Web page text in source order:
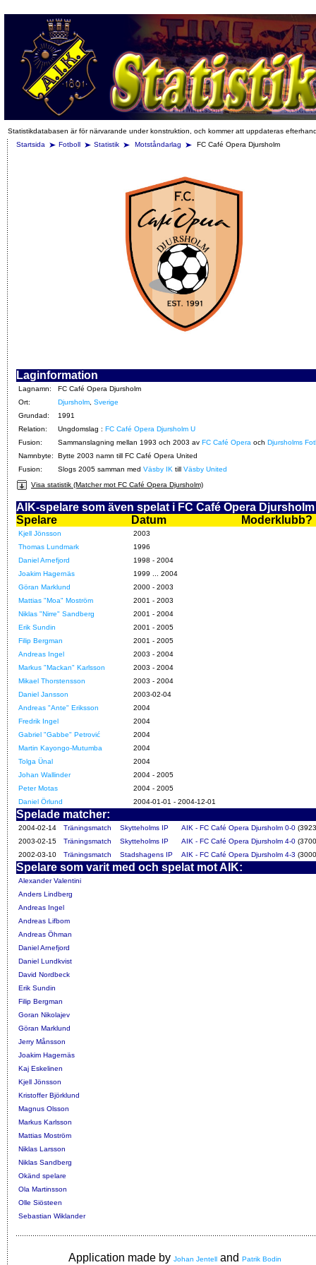
Statistikdatabasen är för närvarande under konstruktion, och kommer att uppdateras
Startsida
Fotboll Statistik Motståndarlag FC Café Opera Djursholm
Laginformation
Lagnamn:
FC Café Opera Djursholm
Ort:
Djursholm, Sverige
Grundad:
1991
Relation:
Ungdomslag : FC Café Opera Djursholm U
Fusion:
Sammanslagning mellan 1993 och 2003 av FC Café Opera och Djursholms
Namnbyte:
Bytte 2003 namn till FC Café Opera United
Fusion:
Slogs 2005 samman med Väsby IK till Väsby United
Visa statistik (Matcher mot FC Café Opera Djursholm)
AIK-spelare som även spelat i FC Café Opera Djursholm
Spelare
Datum Moderklubb?
Kjell Jönsson
2003
Thomas Lundmark
1996
Daniel Arnefjord
1998 - 2004
Joakim Hagernäs
1999 ... 2004
Göran Marklund
2000 - 2003
Mattias "Moa" Moström
2001 - 2003
Niklas "Nirre" Sandberg
2001 - 2004
Erik Sundin
2001 - 2005
Filip Bergman
2001 - 2005
Andreas Ingel
2003 - 2004
Markus "Mackan" Karlsson
2003 - 2004
Mikael Thorstensson
2003 - 2004
Daniel Jansson
2003-02-04
Andreas "Ante" Eriksson
2004
Fredrik Ingel
2004
Gabriel "Gabbe" Petrović
2004
Martin Kayongo-Mutumba
2004
Tolga Ünal
2004
Johan Wallinder
2004 - 2005
Peter Motas
2004 - 2005
Daniel Örlund
2004-01-01 - 2004-12-01
Spelade matcher:
2004-02-14 Träningsmatch Skytteholms IP AIK - FC Café Opera Djursholm 0-0
2003-02-15
Träningsmatch Skytteholms IP AIK - FC Café Opera Djursholm 4-0
2002-03-10
Träningsmatch Stadshagens IP AIK - FC Café Opera Djursholm 4-3
Spelare som varit med och spelat mot AIK:
Alexander Valentini
Anders Lindberg
Andreas Ingel
Andreas Lifbom
Andreas Öhman
Daniel Arnefjord
Daniel Lundkvist
David Nordbeck
Erik Sundin
Filip Bergman
Goran Nikolajev
Göran Marklund
Jerry Månsson
Joakim Hagernäs
Kaj Eskelinen
Kjell Jönsson
Kristoffer Björklund
Magnus Olsson
Markus Karlsson
Mattias Moström
Niklas Larsson
Niklas Sandberg
Okänd spelare
Ola Martinsson
Olle Siösteen
Sebastian Wiklander
Application made by Johan Jentell and Patrik Bodin